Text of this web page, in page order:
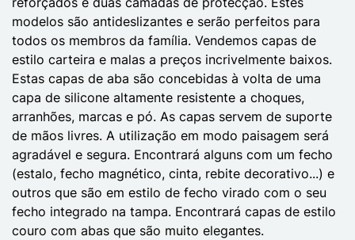
modelos são antideslizantes e serão perfeitos para
todos os membros da família. Vendemos capas de
estilo carteira e malas a preços incrivelmente baixos.
Estas capas de aba são concebidas à volta de uma
capa de silicone altamente resistente a choques,
arranhões, marcas e pó. As capas servem de suporte
de mãos livres. A utilização em modo paisagem será
agradável e segura. Encontrará alguns com um fecho
(estalo, fecho magnético, cinta, rebite decorativo...) e
outros que são em estilo de fecho virado com o seu
fecho integrado na tampa. Encontrará capas de estilo
couro com abas que são muito elegantes.